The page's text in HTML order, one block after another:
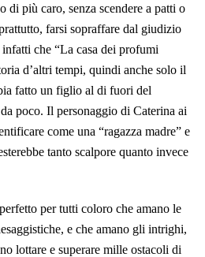
di più caro, senza scendere a patti o
farsi sopraffare dal giudizio
che “La casa dei profumi
d’altri tempi, quindi anche solo il
fatto un figlio al di fuori del
poco. Il personaggio di Caterina ai
come una “ragazza madre” e
tanto scalpore quanto invece
per tutti coloro che amano le
e che amano gli intrighi,
lottare e superare mille ostacoli di